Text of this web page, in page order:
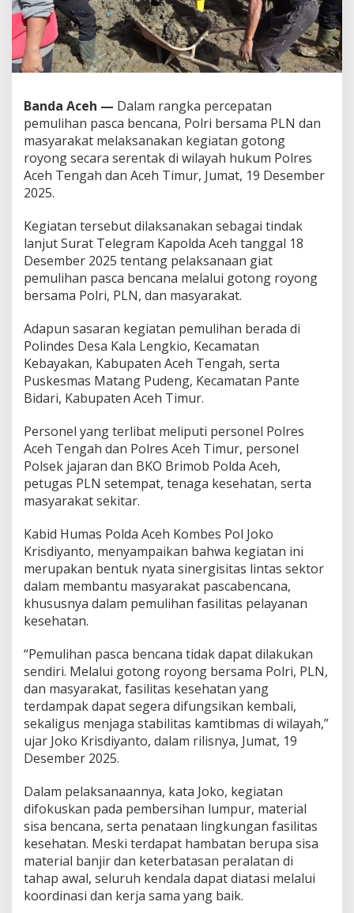
s
y
a
r
a
t
G
o
o
n
o
o
n
g
B
r
s
i
h
k
a
n
a
s
i
l
i
s
K
e
s
e
h
a
n
p
a
s
c
B
c
a
a
d
i
A
c
e
Banda Aceh — Dalam rangka percepatan
pemulihan pasca bencana, Polri bersama PLN dan
masyarakat melaksanakan kegiatan gotong
royong secara serentak di wilayah hukum Polres
Aceh Tengah dan Aceh Timur, Jumat, 19 Desember
2025.
Kegiatan tersebut dilaksanakan sebagai tindak
lanjut Surat Telegram Kapolda Aceh tanggal 18
Desember 2025 tentang pelaksanaan giat
pemulihan pasca bencana melalui gotong royong
bersama Polri, PLN, dan masyarakat.
Adapun sasaran kegiatan pemulihan berada di
Polindes Desa Kala Lengkio, Kecamatan
Kebayakan, Kabupaten Aceh Tengah, serta
Puskesmas Matang Pudeng, Kecamatan Pante
Bidari, Kabupaten Aceh Timur.
Personel yang terlibat meliputi personel Polres
Aceh Tengah dan Polres Aceh Timur, personel
Polsek jajaran dan BKO Brimob Polda Aceh,
petugas PLN setempat, tenaga kesehatan, serta
masyarakat sekitar.
Kabid Humas Polda Aceh Kombes Pol Joko
Krisdiyanto, menyampaikan bahwa kegiatan ini
merupakan bentuk nyata sinergisitas lintas sektor
dalam membantu masyarakat pascabencana,
khususnya dalam pemulihan fasilitas pelayanan
kesehatan.
“Pemulihan pasca bencana tidak dapat dilakukan
sendiri. Melalui gotong royong bersama Polri, PLN,
dan masyarakat, fasilitas kesehatan yang
terdampak dapat segera difungsikan kembali,
sekaligus menjaga stabilitas kamtibmas di wilayah,”
ujar Joko Krisdiyanto, dalam rilisnya, Jumat, 19
Desember 2025.
Dalam pelaksanaannya, kata Joko, kegiatan
difokuskan pada pembersihan lumpur, material
sisa bencana, serta penataan lingkungan fasilitas
kesehatan. Meski terdapat hambatan berupa sisa
material banjir dan keterbatasan peralatan di
tahap awal, seluruh kendala dapat diatasi melalui
koordinasi dan kerja sama yang baik.